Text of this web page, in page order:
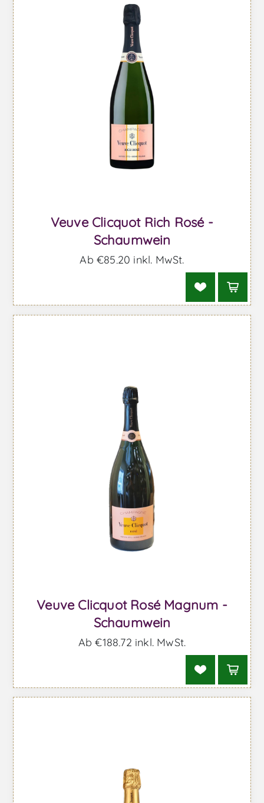
Veuve Clicquot Rich Rosé -
Schaumwein
Ab €85,20 inkl. MwSt.
Veuve Clicquot Rosé Magnum -
Schaumwein
Ab €188,72 inkl. MwSt.